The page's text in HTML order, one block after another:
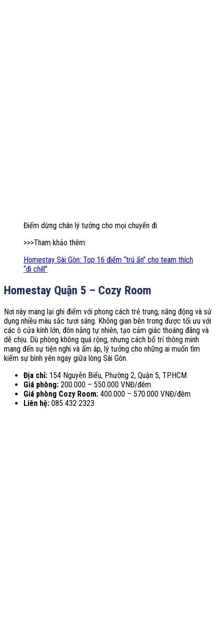
Điểm dừng chân lý tưởng cho mọi chuyến đi
>>>Tham khảo thêm:
Homestay Sài Gòn: Top 16 điểm “trú ẩn” cho team thích
“đi chill”
Homestay Quận 5 – Cozy Room
Nơi này mang lại ghi điểm với phong cách trẻ trung, năng động và sử
dụng nhiều màu sắc tươi sáng. Không gian bên trong được tối ưu với
các ô cửa kính lớn, đón nắng tự nhiên, tạo cảm giác thoáng đãng và
dễ chịu. Dù phòng không quá rộng, nhưng cách bố trí thông minh
mang đến sự tiện nghi và ấm áp, lý tưởng cho những ai muốn tìm
kiếm sự bình yên ngay giữa lòng Sài Gòn.
Địa chỉ: 154 Nguyễn Biểu, Phường 2, Quận 5, TP.HCM.
Giá phòng: 200.000 – 550.000 VNĐ/đêm
Giá phòng Cozy Room: 400.000 – 570.000 VNĐ/đêm
Liên hệ: 085 432 2323